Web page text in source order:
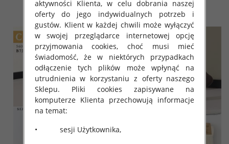
szczegóły szczegóły
aktywności Klienta, w celu dobrania naszej
oferty do jego indywidualnych potrzeb i
gustów. Klient w każdej chwili może wyłączyć
w swojej przeglądarce internetowej opcję
przyjmowania cookies, choć musi mieć
świadomość, że w niektórych przypadkach
odłączenie tych plików może wpłynąć na
utrudnienia w korzystaniu z oferty naszego
Sklepu. Pliki cookies zapisywane na
komputerze Klienta przechowują informacje
na temat:
• sesji Użytkownika,